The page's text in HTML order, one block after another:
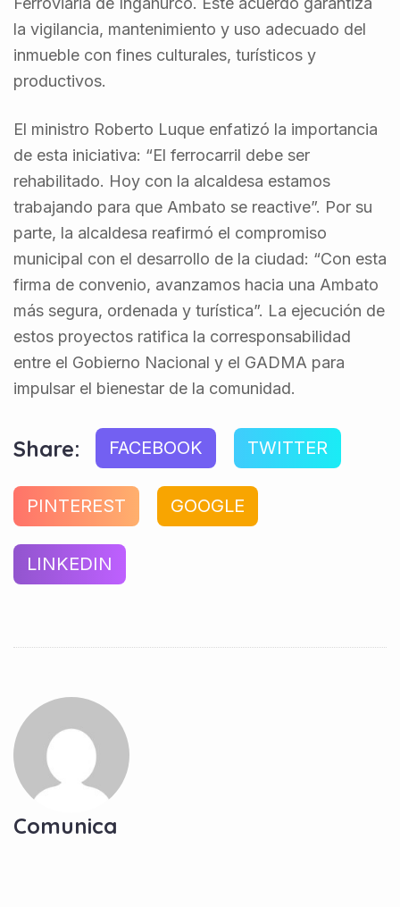
la vigilancia, mantenimiento y uso adecuado del
inmueble con fines culturales, turísticos y
productivos.
El ministro Roberto Luque enfatizó la importancia
de esta iniciativa: “El ferrocarril debe ser
rehabilitado. Hoy con la alcaldesa estamos
trabajando para que Ambato se reactive”. Por su
parte, la alcaldesa reafirmó el compromiso
municipal con el desarrollo de la ciudad: “Con esta
firma de convenio, avanzamos hacia una Ambato
más segura, ordenada y turística”. La ejecución de
estos proyectos ratifica la corresponsabilidad
entre el Gobierno Nacional y el GADMA para
impulsar el bienestar de la comunidad.
Share: FACEBOOK TWITTER
PINTEREST GOOGLE
LINKEDIN
Comunica